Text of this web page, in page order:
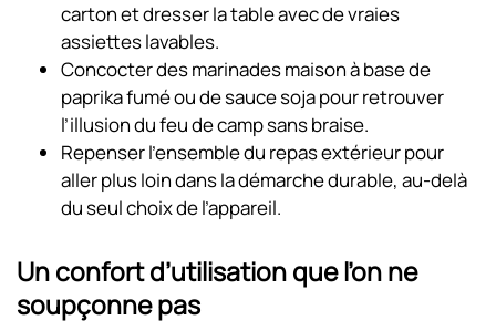
carton et dresser la table avec de vraies
assiettes lavables.
Concocter des marinades maison à base de
paprika fumé ou de sauce soja pour retrouver
l’illusion du feu de camp sans braise.
Repenser l’ensemble du repas extérieur pour
aller plus loin dans la démarche durable, au-delà
du seul choix de l’appareil.
Un confort d’utilisation que l’on ne
soupçonne pas